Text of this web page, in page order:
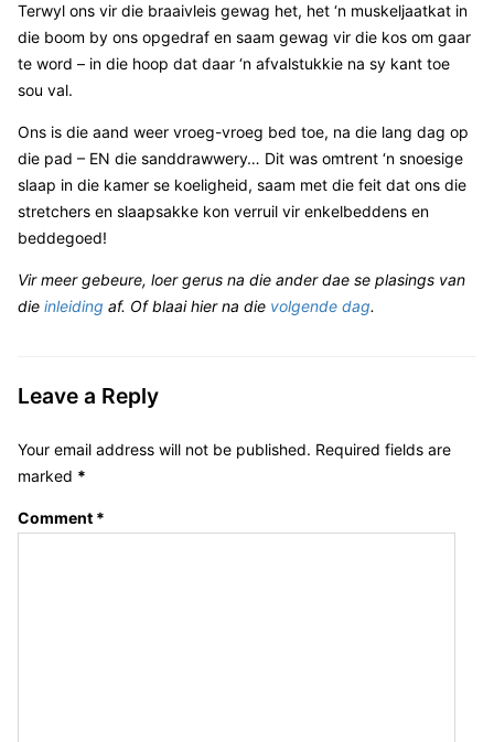
Terwyl ons vir die braaivleis gewag het, het ‘n muskeljaatkat in
die boom by ons opgedraf en saam gewag vir die kos om gaar
te word – in die hoop dat daar ‘n afvalstukkie na sy kant toe
sou val.
Ons is die aand weer vroeg-vroeg bed toe, na die lang dag op
die pad – EN die sanddrawwery… Dit was omtrent ‘n snoesige
slaap in die kamer se koeligheid, saam met die feit dat ons die
stretchers en slaapsakke kon verruil vir enkelbeddens en
beddegoed!
Vir meer gebeure, loer gerus na die ander dae se plasings van
die inleiding af. Of blaai hier na die volgende dag.
Leave a Reply
Your email address will not be published. Required fields are
marked *
Comment *